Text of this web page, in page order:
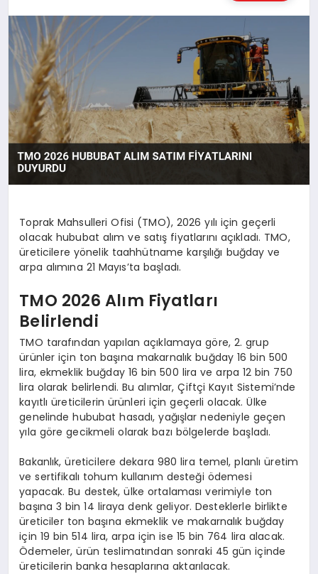
SAĞLIK
SPOR
TEKNOLOJI
Toprak Mahsulleri Ofisi (TMO), 2026 yılı için geçerli
olacak hububat alım ve satış fiyatlarını açıkladı. TMO,
üreticilere yönelik taahhütname karşılığı buğday ve
arpa alımına 21 Mayıs’ta başladı.
TMO 2026 Alım Fiyatları
Belirlendi
TMO tarafından yapılan açıklamaya göre, 2. grup
ürünler için ton başına makarnalık buğday 16 bin 500
lira, ekmeklik buğday 16 bin 500 lira ve arpa 12 bin 750
lira olarak belirlendi. Bu alımlar, Çiftçi Kayıt Sistemi’nde
kayıtlı üreticilerin ürünleri için geçerli olacak. Ülke
genelinde hububat hasadı, yağışlar nedeniyle geçen
yıla göre gecikmeli olarak bazı bölgelerde başladı.
Bakanlık, üreticilere dekara 980 lira temel, planlı üretim
ve sertifikalı tohum kullanım desteği ödemesi
yapacak. Bu destek, ülke ortalaması verimiyle ton
başına 3 bin 14 liraya denk geliyor. Desteklerle birlikte
üreticiler ton başına ekmeklik ve makarnalık buğday
için 19 bin 514 lira, arpa için ise 15 bin 764 lira alacak.
Ödemeler, ürün teslimatından sonraki 45 gün içinde
üreticilerin banka hesaplarına aktarılacak.